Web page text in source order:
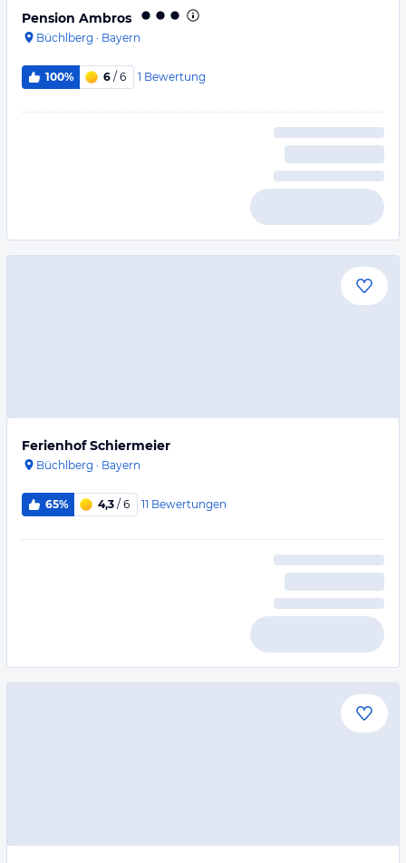
Pension Ambros
Büchlberg · Bayern
100% 6 / 6 1 Bewertung
Ferienhof Schiermeier
Büchlberg · Bayern
65% 4,3 / 6 11 Bewertungen